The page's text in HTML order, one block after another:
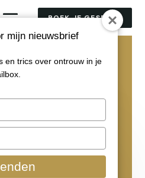
BOEK JE GESPREK
mijn nieuwsbrief
en trics over ontrouw in je